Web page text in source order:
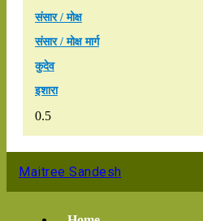
संसार / मोक्ष
संसार / मोक्ष मार्ग
कुदेव
इशारा
Maitree Sandesh